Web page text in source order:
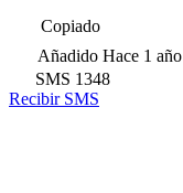
Copiado
Añadido Hace 1 año
SMS 1348
Recibir SMS